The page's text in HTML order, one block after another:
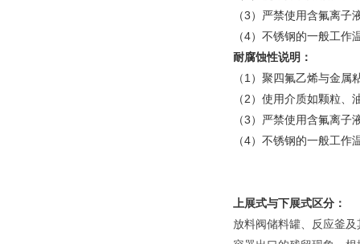
（3）严禁使用含氟离子
（4）不锈钢的一般工作
耐腐蚀性说明：
（1）聚四氟乙烯与金属
（2）使用介质如颗粒、
（3）严禁使用含氟离子
（4）不锈钢的一般工作
上展式与下展式区分：
放料阀储料罐、反应釜